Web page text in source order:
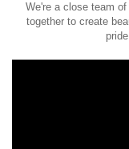
We're a close team
together to create